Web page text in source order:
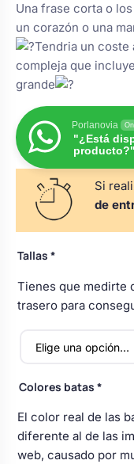
para arras
alianzas
porta alianzas
de boda
y pala tarta
damas de
floral coche
Perchas de
Rasca y
Sorpresas y
Detalles de
Ver todo
Bolsos personalizados
Neceseres
Otros regalos
Ver todo
Una frase corta o
un corazón o una
Tendria un coste
compleja que
grande
Porlanovia
"¿Está
producto?"
Si
de
Tallas *
Tienes que medirte
trasero para
Colores batas *
El color real de las batas puede ser ligeramente
diferente al de las
web, causado por